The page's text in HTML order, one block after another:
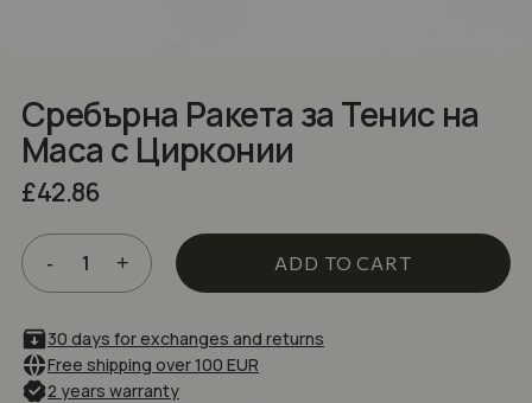
Сребърна Ракета за Тенис на
Маса с Цирконии
£42.86
ADD TO CART
30 days for exchanges and returns
Free shipping over 100 EUR
2 years warranty